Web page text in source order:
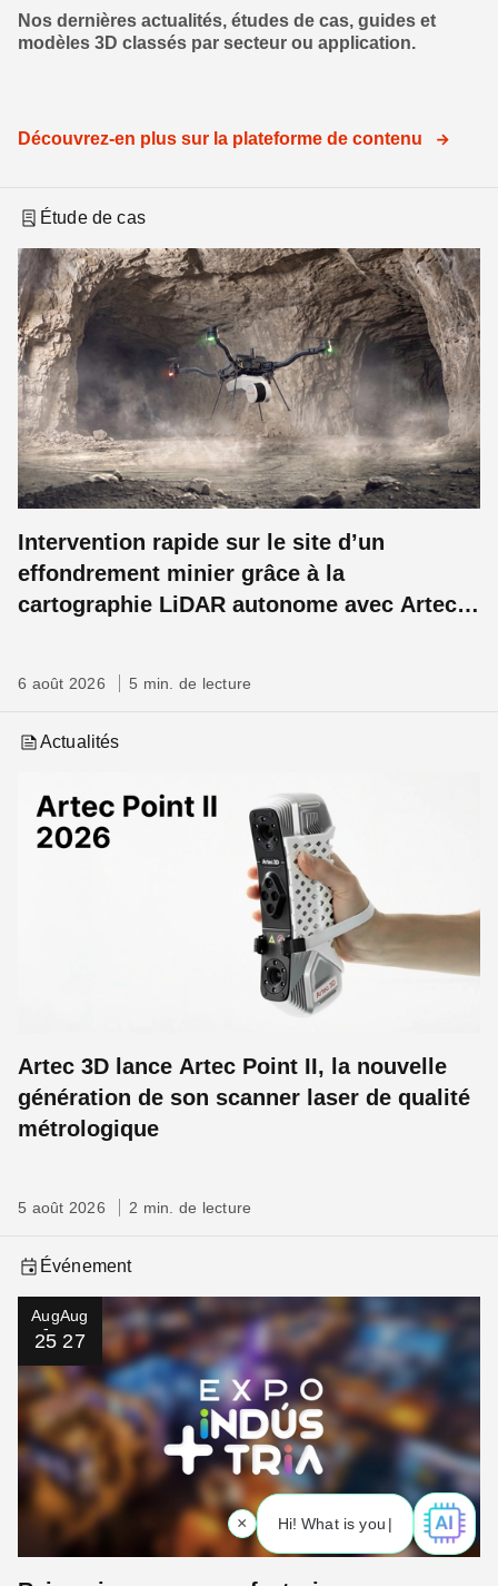
Nos dernières actualités, études de cas, guides et
modèles 3D classés par secteur ou application.
Découvrez-en plus sur la plateforme de contenu
Étude de cas
Intervention rapide sur le site d’un
effondrement minier grâce à la
cartographie LiDAR autonome avec Artec
6 août 2026 5 min. de lecture
Actualités
Artec 3D lance Artec Point II, la nouvelle
génération de son scanner laser de qualité
métrologique
5 août 2026 2 min. de lecture
Événement
Aug
25
Aug
27
Hi! What is your request? 👀